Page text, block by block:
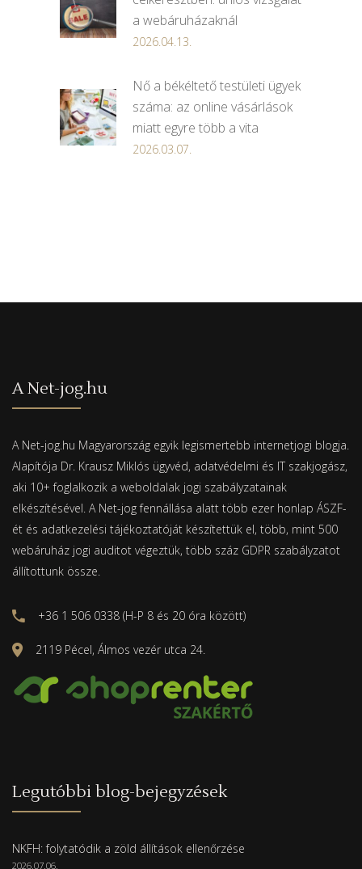
a webáruházaknál
2026.04.13.
Nő a békéltető testületi ügyek
száma: az online vásárlások
miatt egyre több a vita
2026.03.07.
A Net-jog.hu
A Net-jog.hu Magyarország egyik legismertebb internetjogi blogja.
Alapítója Dr. Krausz Miklós ügyvéd, adatvédelmi és IT szakjogász,
aki 10+ foglalkozik a weboldalak jogi szabályzatainak
elkészítésével. A Net-jog fennállása alatt több ezer honlap ÁSZF-
ét és adatkezelési tájékoztatóját készítettük el, több, mint 500
webáruház jogi auditot végeztük, több száz GDPR szabályzatot
állítottunk össze.
+36 1 506 0338 (H-P 8 és 20 óra között)
2119 Pécel, Álmos vezér utca 24.
Legutóbbi blog-bejegyzések
NKFH: folytatódik a zöld állítások ellenőrzése
2026.07.06.